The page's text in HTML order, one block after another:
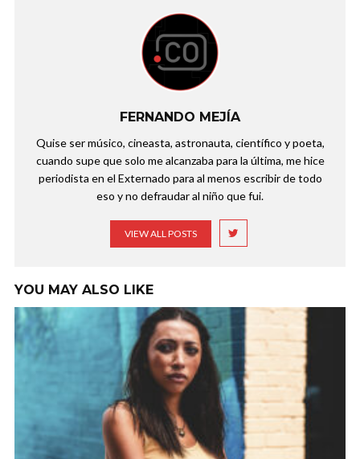
FERNANDO MEJÍA
Quise ser músico, cineasta, astronauta, científico y poeta,
cuando supe que solo me alcanzaba para la última, me hice
periodista en el Externado para al menos escribir de todo
eso y no defraudar al niño que fui.
VIEW ALL POSTS
YOU MAY ALSO LIKE